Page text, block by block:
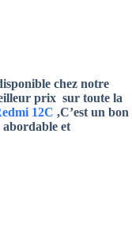
chez notre
prix sur toute la
12C ,C’est un bon
et